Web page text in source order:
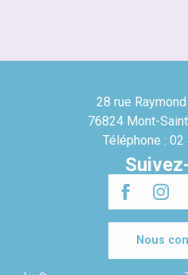
28 rue
76824 Mont-
Téléphone :
Nous